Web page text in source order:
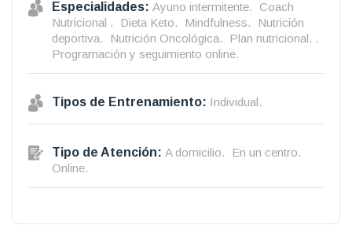
Especialidades: Ayuno intermitente.
Coach
Nutricional .
Dieta Keto. Mindfulness.
Nutrición
deportiva.
Nutrición Oncológica.
Plan nutricional. .
Programación y seguimiento online.
Tipos de Entrenamiento: Individual.
Tipo de Atención: A domicilio.
En un centro.
Online.